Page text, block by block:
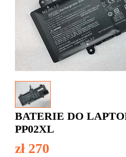
BATERIE DO
PP02XL
zł 270